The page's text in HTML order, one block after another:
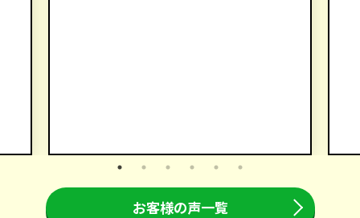
お客様の声一覧